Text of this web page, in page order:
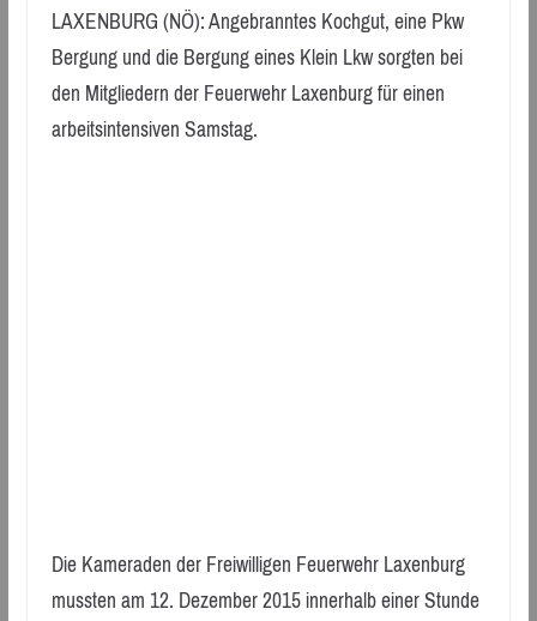
LAXENBURG (NÖ): Angebranntes Kochgut, eine Pkw
Bergung und die Bergung eines Klein Lkw sorgten bei
den Mitgliedern der Feuerwehr Laxenburg für einen
arbeitsintensiven Samstag.
Die Kameraden der Freiwilligen Feuerwehr Laxenburg
mussten am 12. Dezember 2015 innerhalb einer Stunde